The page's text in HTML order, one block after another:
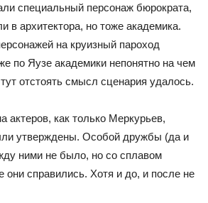
специальный персонаж бюрократа,
в архитектора, но тоже академика.
на круизный пароход
по Яузе академики непонятно на чем
отстоять смысл сценария удалось.
актеров, как только Меркурьев,
утверждены. Особой дружбы (да и
ними не было, но со сплавом
они справились. Хотя и до, и после не